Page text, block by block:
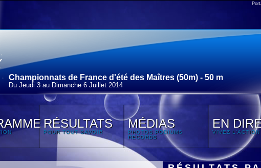
Championnats de France d'été des Maîtres (50m) - 50 m
Du Jeudi 3 au Dimanche 6 Juillet 2014
RÉSULTATS
POUR TOUT SAVOIR
MÉDIAS
PHOTOS PODIUMS
RECORDS
EN
VIVEZ L'ACTION